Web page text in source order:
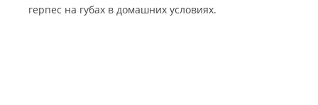
герпес на губах в домашних условиях.